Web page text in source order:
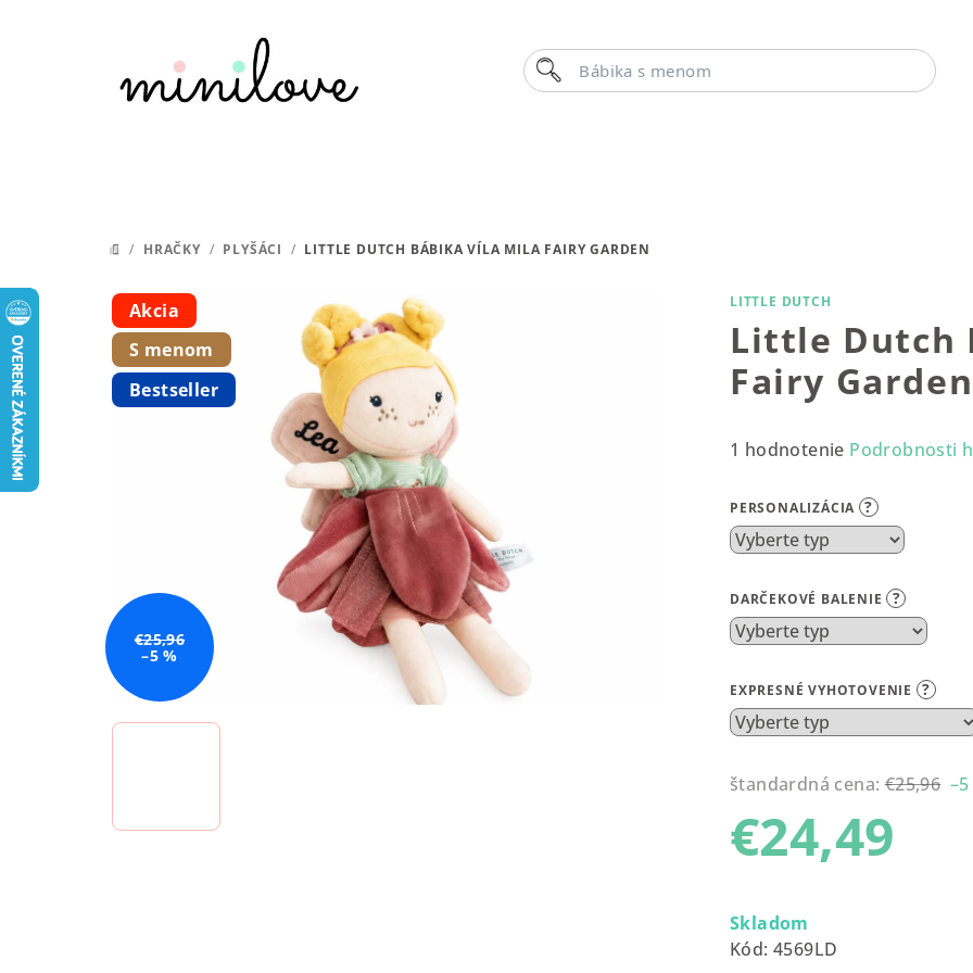
Bábika s meno
Hľadať
DOMOV
/ HRAČKY / PLYŠÁCI / LITTLE DUTCH BÁBIKA VÍLA MILA FAIRY GARDEN
LITTLE DUTCH
Little Dutch
Fairy Garden
Priemerné
produktu
je
5,0
5
hviezdičiek.
1 hodnotenie Podrobnosti
PERSONALIZÁCIA ?
DARČEKOVÉ BALENIE ?
EXPRESNÉ VYHOTOVENIE ?
štandardná cena: €25,96
€24,49
cena:
Skladom
Kód: 4569LD
Akcia
S menom
Bestseller
€25,96
–5 %